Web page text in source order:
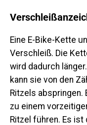
Eine E-Bike-Kette
Verschleiß. Die
wird dadurch
kann sie von den
Ritzels abspringen.
zu einem
Ritzel führen. Es